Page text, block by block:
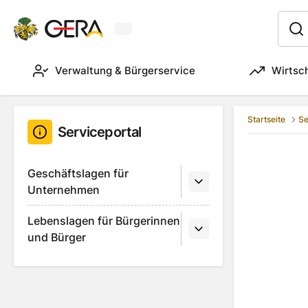
Verwaltung & Bürgerservice
Serviceportal
Geschäftslagen für
Unternehmen
Lebenslagen für Bürgerinnen
und Bürger
Startseite